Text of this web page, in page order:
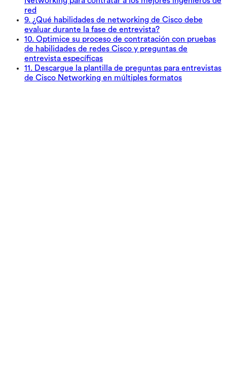
red
9. ¿Qué habilidades de networking de Cisco debe
evaluar durante la fase de entrevista?
10. Optimice su proceso de contratación con pruebas
de habilidades de redes Cisco y preguntas de
entrevista específicas
11 . Descargue la plantilla de preguntas para entrevistas
de Cisco Networking en múltiples formatos